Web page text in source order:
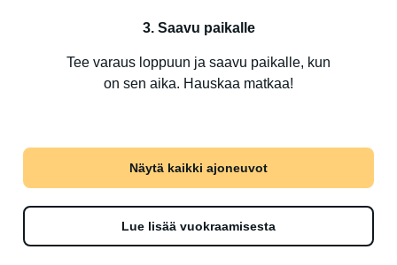
3. Saavu paikalle
Tee varaus loppuun ja saavu paikalle, kun
on sen aika. Hauskaa matkaa!
Näytä kaikki ajoneuvot
Lue lisää vuokraamisesta